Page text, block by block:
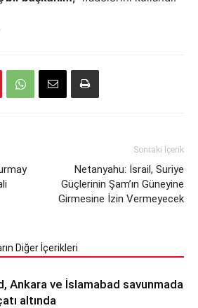
Sonraki İçerik
Netanyahu: İsrail, Suriye
Güçlerinin Şam’ın Güneyine
Girmesine İzin Vermeyecek
Diğer İçerikleri
Ankara ve İslamabad savunmada
altında